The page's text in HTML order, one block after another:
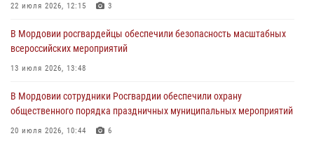
04 августа 2026, 11:13
Сотрудники Росгвардии Мордовии стали призерами
республиканских соревнований по служебному шестиборью
04 августа 2026, 08:27
В Саранске росгвардейцы пресекли нарушение правопорядка:
«отдых» на лавочке закончился в отделе полиции
04 августа 2026, 07:06
22 июля 2026, 12:15 3
В Мордовии росгвардейцы обеспечили безопасность масштабных
всероссийских мероприятий
13 июля 2026, 13:48
В Мордовии сотрудники Росгвардии обеспечили охрану
общественного порядка праздничных муниципальных мероприятий
20 июля 2026, 10:44 6